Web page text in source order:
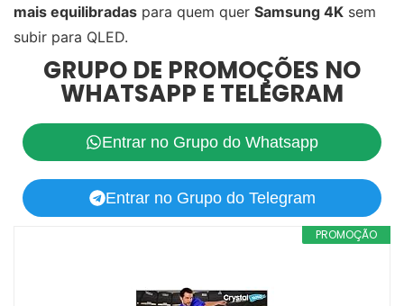
mais equilibradas para quem quer Samsung 4K sem
subir para QLED.
GRUPO DE PROMOÇÕES NO
WHATSAPP E TELEGRAM
Entrar no Grupo do Whatsapp
Entrar no Grupo do Telegram
PROMOÇÃO